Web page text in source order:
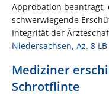
Approbation beantragt,
schwerwiegende
Integrität der
Niedersachsen, Az. 8
Mediziner
Schrotflinte